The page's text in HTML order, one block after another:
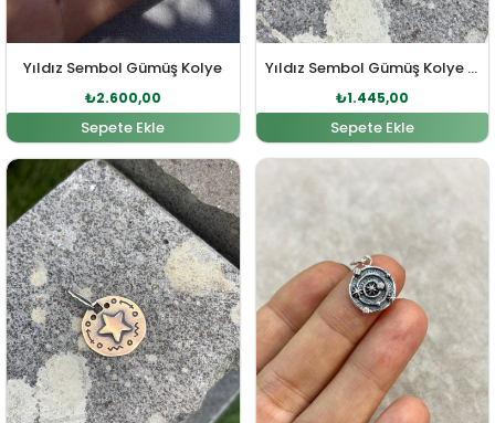
Yıldız Sembol Gümüş Kolye
₺2.600,00
Sepete Ekle
Yıldız Sembol Gümüş Kolye Ucu
₺1.445,00
Sepete Ekle
Orijinal fiyat: ₺1.590,00.
Şu andaki fiyat: ₺1.445,00. Orijinal fiyat:Şu andaki